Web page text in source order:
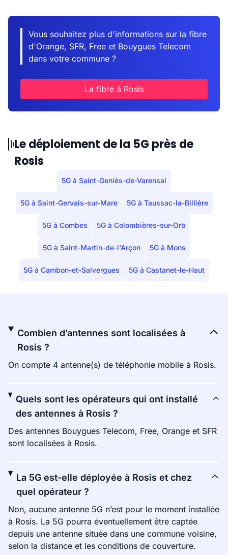
Vous souhaitez plus d'informations sur la fibre
d'Orange, SFR, Free et Bouygues Telecom
dans votre commune ?
La fibre à Rosis
Le déploiement de la 5G près de
Rosis
5G à Saint-Geniès-de-Varensal
5G à Saint-Gervais-sur-Mare 5G à Taussac-la-Billière
5G à Combes 5G à Colombières-sur-Orb
5G à Saint-Martin-de-l'Arçon 5G à Mons
5G à Cambon-et-Salvergues 5G à Castanet-le-Haut
Combien d’antennes sont localisées à
Rosis ?
On compte 4 antenne(s) de téléphonie mobile à Rosis.
Quels sont les opérateurs qui ont installé
des antennes à Rosis ?
Des antennes Bouygues Telecom, Free, Orange et SFR
sont localisées à Rosis.
La 5G est-elle déployée à Rosis et chez
quel opérateur ?
Non, aucune antenne 5G n’est pour le moment installée
à Rosis. La 5G pourra éventuellement être captée
depuis une antenne située dans une commune voisine,
selon la distance et les conditions de couverture.